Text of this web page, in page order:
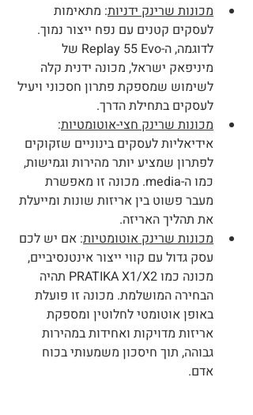
מכונות שרינק ידניות: מתאימות
לעסקים קטנים עם נפח ייצור נמוך.
לדוגמה, ה-Replay 55 Evo של
מיניפאק ישראל, מכונה ידנית קלה
לשימוש שמספקת פתרון חסכוני ויעיל
לעסקים בתחילת הדרך.
מכונות שרינק חצי-אוטומטיות:
אידיאליות לעסקים בינוניים שזקוקים
לפתרון שמציע יותר מהירות וגמישות,
כמו ה-media. מכונה זו מאפשרת
מעבר פשוט בין אריזות שונות ומייעלת
את תהליך האריזה.
מכונות שרינק אוטומטיות: אם יש לכם
עסק גדול עם קווי ייצור אינטנסיביים,
מכונה כמו PRATIKA X1/X2 תהיה
הבחירה המושלמת. מכונה זו פועלת
באופן אוטומטי לחלוטין ומספקת
אריזות מדויקות ואחידות במהירות
גבוהה, תוך חיסכון משמעותי בכוח
אדם.